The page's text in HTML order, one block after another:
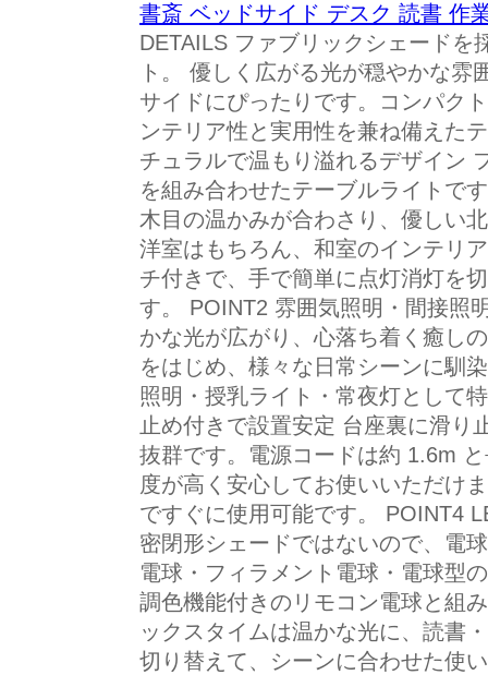
書斎 ベッドサイド デスク 読書 作
DETAILS ファブリックシェードを
ト。 優しく広がる光が穏やかな
サイドにぴったりです。コンパク
ンテリア性と実用性を兼ね備えた
チュラルで温もり溢れるデザイン
を組み合わせたテーブルライトで
木目の温かみが合わさり、優しい
洋室はもちろん、和室のインテリ
チ付きで、手で簡単に点灯消灯を
す。 POINT2 雰囲気照明・間接照
かな光が広がり、心落ち着く癒し
をはじめ、様々な日常シーンに馴
照明・授乳ライト・常夜灯として
止め付きで設置安定 台座裏に滑り
抜群です。電源コードは約 1.6m
度が高く安心してお使いいただけ
ですぐに使用可能です。 POINT4
密閉形シェードではないので、電
電球・フィラメント電球・電球型
調色機能付きのリモコン電球と組
ックスタイムは温かな光に、読書
切り替えて、シーンに合わせた使